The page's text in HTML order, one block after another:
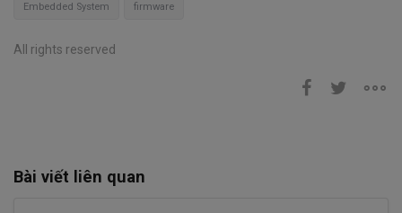
Embedded System firmware
All rights reserved
Bài viết liên quan